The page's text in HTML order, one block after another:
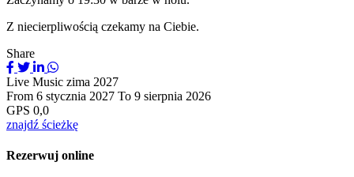
Z niecierpliwością czekamy na Ciebie.
Share
Live Music zima 2027
From 6 stycznia 2027 To 9 sierpnia 2026
GPS 0,0
znajdź ścieżkę
Rezerwuj online